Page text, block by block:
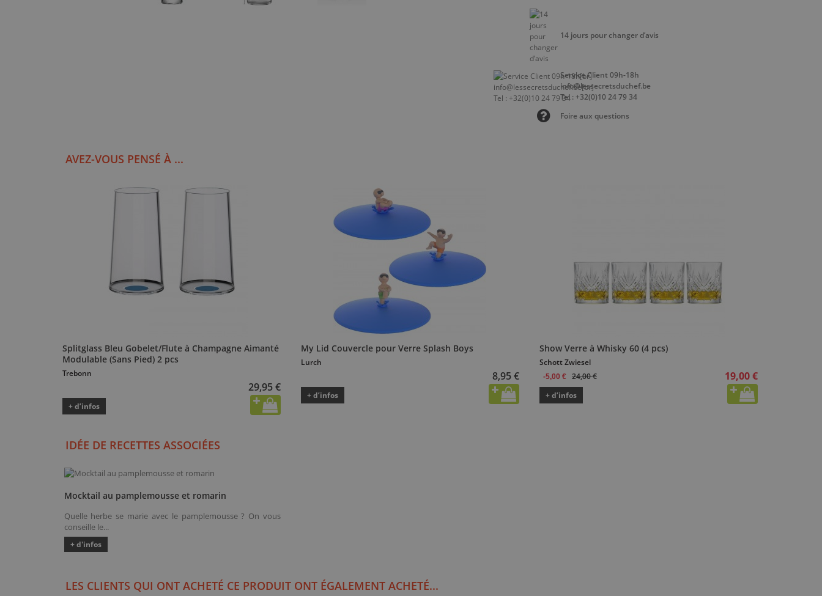
14 jours pour changer d’avis
Service Client 09h-18h
info@lessecretsduchef.be
Tel : +32(0)10 24 79 34
Foire aux questions
AVEZ-VOUS PENSÉ À ...
Splitglass Bleu Gobelet/Flute à Champagne Aimanté
Modulable (Sans Pied) 2 pcs
Trebonn
29,95 €
+ d’infos
My Lid Couvercle pour Verre Splash Boys
Lurch
8,95 €
+ d’infos
Show Verre à Whisky 60 (4 pcs)
Schott Zwiesel
-5,00 € 24,00 € 19,00 €
+ d’infos
IDÉE DE RECETTES ASSOCIÉES
Mocktail au pamplemousse et romarin
Quelle herbe se marie avec le pamplemousse ? On vous
conseille le...
+ d'infos
LES CLIENTS QUI ONT ACHETÉ CE PRODUIT ONT ÉGALEMENT ACHETÉ...